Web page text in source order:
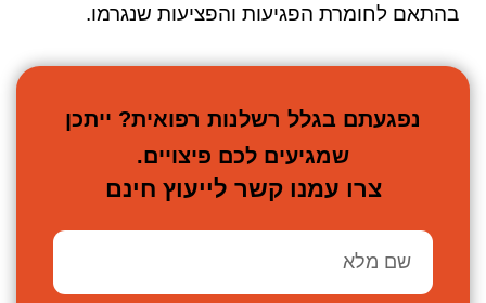
בהתאם לחומרת הפגיעות והפציעות שנגרמו.
נפגעתם בגלל רשלנות רפואית? ייתכן
שמגיעים לכם פיצויים.
צרו עמנו קשר לייעוץ חינם